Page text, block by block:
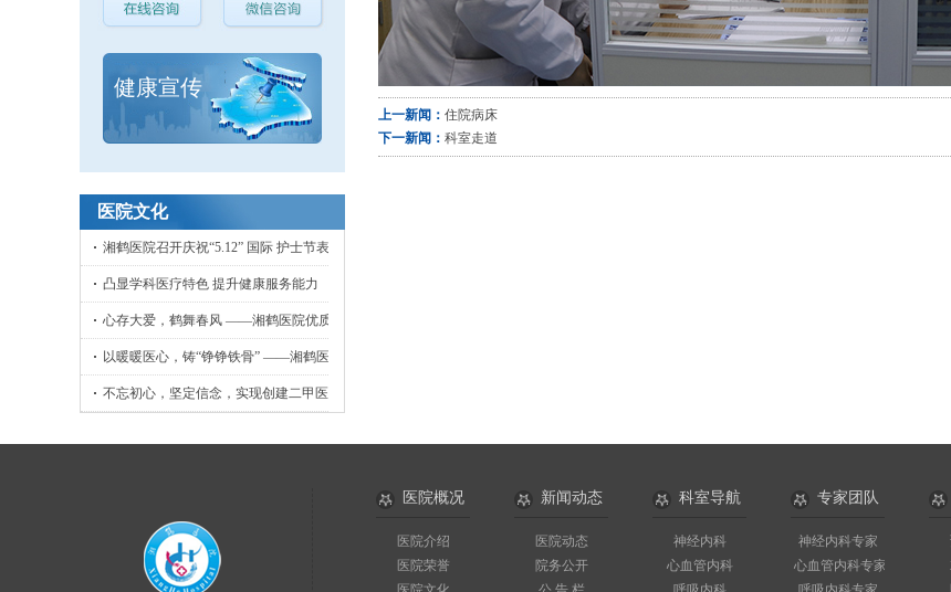
健康宣传
医院文化
湘鹤医院召开庆祝“5.12” 国际 护士节表彰大会
凸显学科医疗特色 提升健康服务能力
心存大爱，鹤舞春风 ——湘鹤医院优质护理工作侧记
以暖暖医心，铸“铮铮铁骨” ——湘鹤医院骨外科小记
不忘初心，坚定信念，实现创建二甲医院目标
上一新闻： 住院病床
下一新闻： 科室走道
医院概况
医院介绍
医院荣誉
新闻动态
医院动态
院务公开
科室导航
神经内科
心血管内科
专家团队
神经内科专家
心血管内科专家